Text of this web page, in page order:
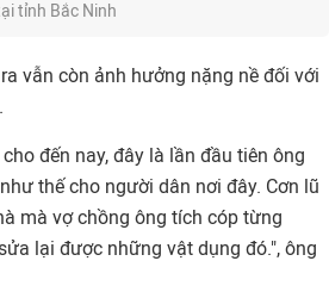
tỉnh Bắc Ninh
vẫn còn ảnh hưởng nặng nề đối với
đến nay, đây là lần đầu tiên ông
thế cho người dân nơi đây. Cơn lũ
mà vợ chồng ông tích cóp từng
lại được những vật dụng đó.", ông